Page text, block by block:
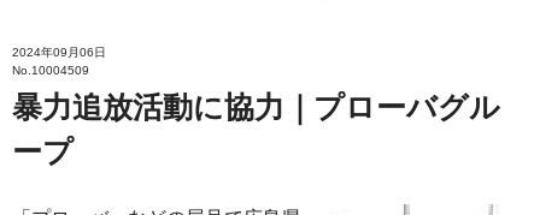
2024年09月06日
No.10004509
暴力追放活動に協力｜プローバグル
ープ